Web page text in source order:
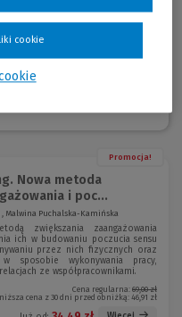
Promocja!
Nowa metoda
i poc...
, Malwina Puchalska-Kamińska
zwiększania zaangażowania
ich w budowaniu poczucia sensu
przez nich fizycznych oraz
sposobie wykonywania pracy,
ze współpracownikami.
Cena regularna: 69,00 zł
cena z 30 dni przed obniżką:46,91 zł
cookie